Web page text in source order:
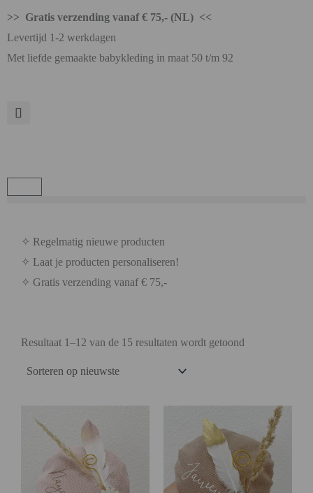
>> Gratis verzending vanaf € 75,- (NL) <<
Levertijd 1-2 werkdagen
Met liefde gemaakte babykleding in maat 50 t/m 92
✧ Regelmatig nieuwe producten
✧ Laat je producten personaliseren!
✧ Gratis verzending vanaf € 75,-
Resultaat 1–12 van de 15 resultaten wordt getoond